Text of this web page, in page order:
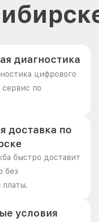
диагностика
цифрового
по
доставка по
быстро доставит
без
условия